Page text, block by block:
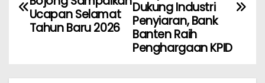
Dukung Industri
Penyiaran, Bank
Banten Raih
Penghargaan KPID
Ucapan Selamat
Tahun Baru 2026